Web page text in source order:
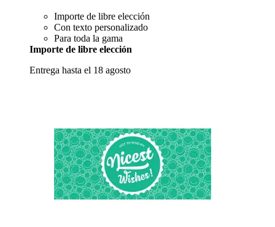
Importe de libre elección
Con texto personalizado
Para toda la gama
Importe de libre elección
Entrega hasta el 18 agosto